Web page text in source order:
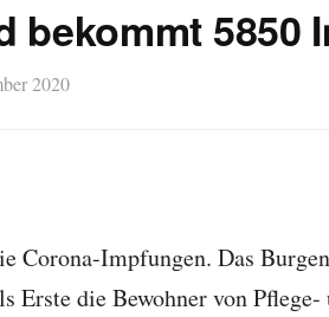
bekommt 5850
2020
Corona-Impfungen. Das
Erste die Bewohner von